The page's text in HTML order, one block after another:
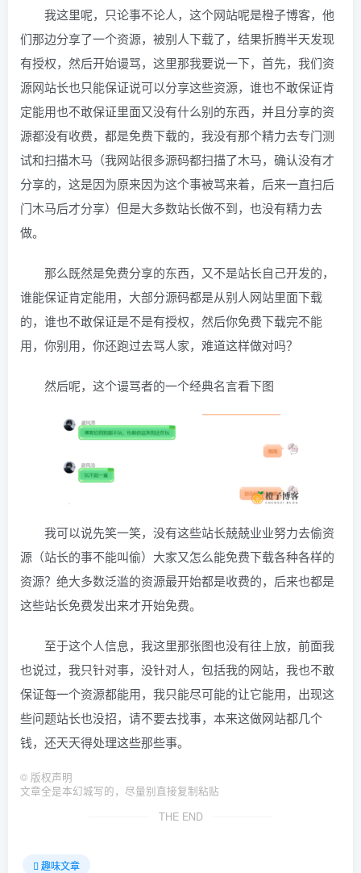
我这里呢，只论事不论人，这个网站呢是橙子博客，他
们那边分享了一个资源，被别人下载了，结果折腾半天发现
有授权，然后开始谩骂，这里那我要说一下，首先，我们资
源网站长也只能保证说可以分享这些资源，谁也不敢保证肯
定能用也不敢保证里面又没有什么别的东西，并且分享的资
源都没有收费，都是免费下载的，我没有那个精力去专门测
试和扫描木马（我网站很多源码都扫描了木马，确认没有才
分享的，这是因为原来因为这个事被骂来着，后来一直扫后
门木马后才分享）但是大多数站长做不到，也没有精力去
做。
那么既然是免费分享的东西，又不是站长自己开发的，
谁能保证肯定能用，大部分源码都是从别人网站里面下载
的，谁也不敢保证是不是有授权，然后你免费下载完不能
用，你别用，你还跑过去骂人家，难道这样做对吗？
然后呢，这个谩骂者的一个经典名言看下图
我可以说先笑一笑，没有这些站长兢兢业业努力去偷资
源（站长的事不能叫偷）大家又怎么能免费下载各种各样的
资源？绝大多数泛滥的资源最开始都是收费的，后来也都是
这些站长免费发出来才开始免费。
至于这个人信息，我这里那张图也没有往上放，前面我
也说过，我只针对事，没针对人，包括我的网站，我也不敢
保证每一个资源都能用，我只能尽可能的让它能用，出现这
些问题站长也没招，请不要去找事，本来这做网站都几个
钱，还天天得处理这些那些事。
© 版权声明
文章全是本幻城写的，尽量别直接复制粘贴
THE END
趣味文章